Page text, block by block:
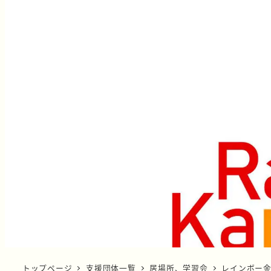
トップページ 支援団体一覧 居場所、学習会 レインボー